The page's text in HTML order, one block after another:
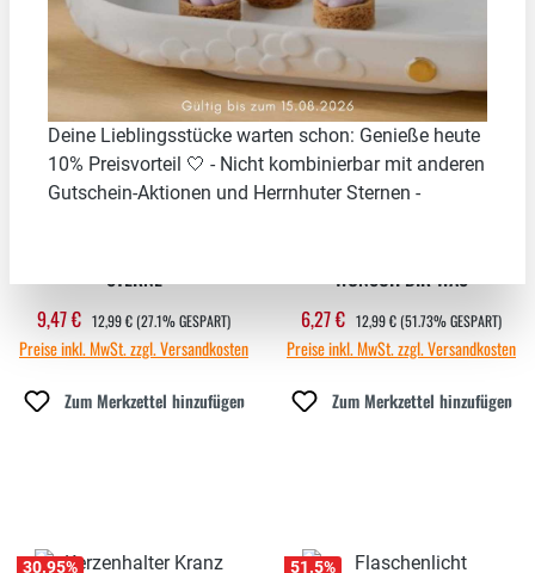
"STERNE"
Verkaufspreis:
9,47 € REGULÄRER PREIS:
12,99 € (27.1% GESPART)
Preise inkl. MwSt. zzgl. Versandkosten
Zum Merkzettel hinzufügen
"WÜNSCH DIR WAS"
Verkaufspreis:
6,27 € REGULÄRER PREIS:
12,99 € (51.73% GESPART)
Preise inkl. MwSt. zzgl. Versandkosten
Zum Merkzettel hinzufügen
30.95% 51.5%
Deine Lieblingsstücke warten schon: Genieße heute
10% Preisvorteil 🤍 - Nicht kombinierbar mit anderen
Gutschein-Aktionen und Herrnhuter Sternen -